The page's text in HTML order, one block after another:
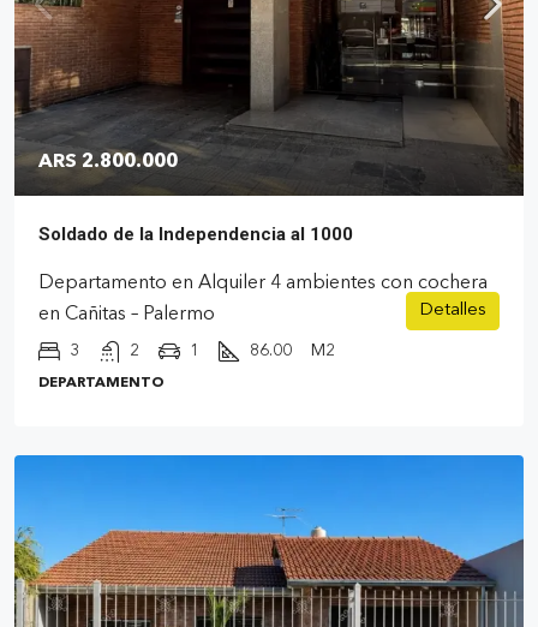
ARS 2.800.000
Soldado de la Independencia al 1000
Departamento en Alquiler 4 ambientes con cochera
en Cañitas – Palermo
3 2 1 86.00 M2
DEPARTAMENTO
Detalles